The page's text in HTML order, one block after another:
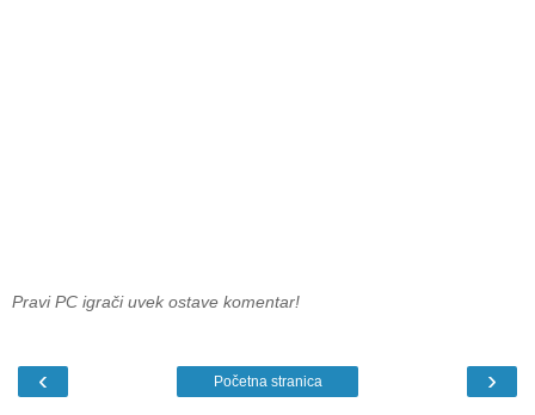
Pravi PC igrači uvek ostave komentar!
‹ ›
Početna stranica